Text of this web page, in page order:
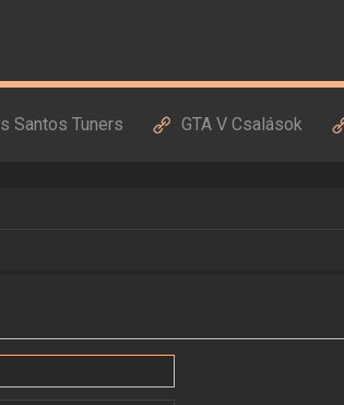
Santos Tuners GTA V Csalások